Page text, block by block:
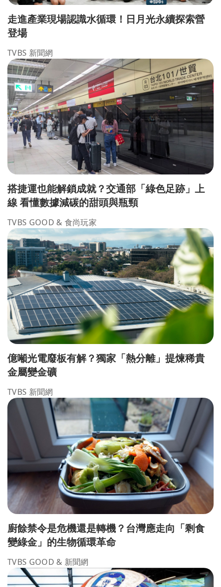
走進產業現場認識水循環！日月光永續探索營
登場
TVBS 新聞網
搭捷運也能解鎖成就？交通部「綠色足跡」上
線 看懂數據減碳的甜頭與瓶頸
TVBS GOOD & 食尚玩家
億噸光電廢板有解？獨家「熱分離」提煉稀貴
金屬變金礦
TVBS 新聞網
廚餘禁令是危機還是轉機？台灣應走向「剩食
變綠金」的生物循環革命
TVBS GOOD & 新聞網